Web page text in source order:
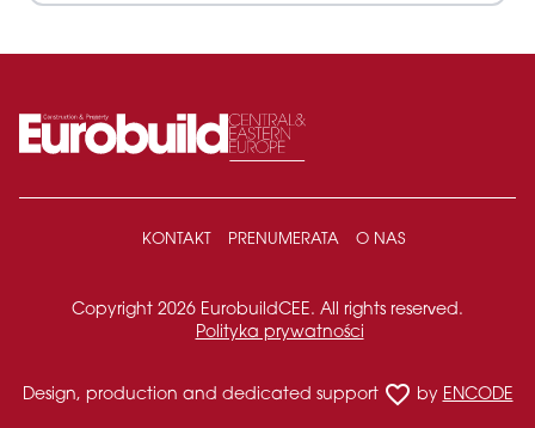
KONTAKT PRENUMERATA O NAS
Copyright 2026 EurobuildCEE. All rights reserved.
Polityka prywatności
Design, production and dedicated support favorite_border by ENCODE